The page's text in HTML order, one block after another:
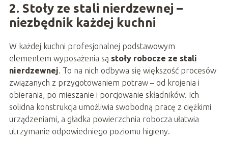
2. Stoły ze stali nierdzewnej –
niezbędnik każdej kuchni
W każdej kuchni profesjonalnej podstawowym
elementem wyposażenia są stoły robocze ze stali
nierdzewnej . To na nich odbywa się większość procesów
związanych z przygotowaniem potraw – od krojenia i
obierania, po mieszanie i porcjowanie składników. Ich
solidna konstrukcja umożliwia swobodną pracę z ciężkimi
urządzeniami, a gładka powierzchnia robocza ułatwia
utrzymanie odpowiedniego poziomu higieny.